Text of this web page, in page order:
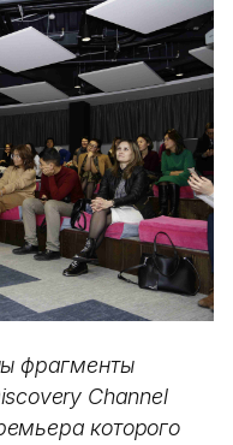
фрагменты
Channel
которого